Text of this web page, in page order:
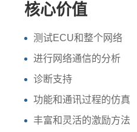
核心价值
测试ECU和整个网络
进行网络通信的分析
诊断支持
功能和通讯过程的仿真
丰富和灵活的激励方法